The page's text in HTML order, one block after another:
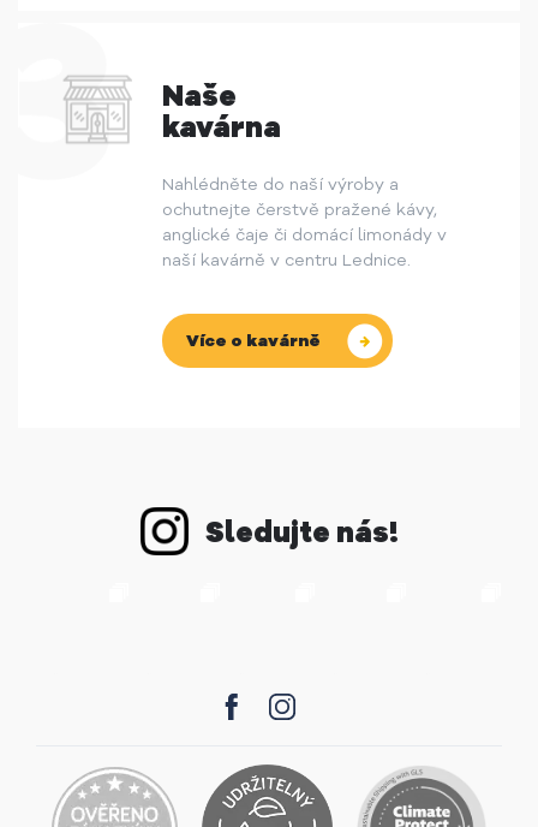
Naše
kavárna
Nahlédněte do naší výroby a
ochutnejte čerstvě pražené kávy,
anglické čaje či domácí limonády v
naší kavárně v centru Lednice.
Více o kavárně
Sledujte nás!